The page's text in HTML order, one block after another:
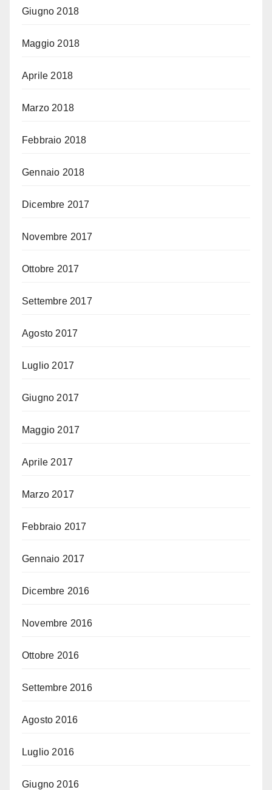
Giugno 2018
Maggio 2018
Aprile 2018
Marzo 2018
Febbraio 2018
Gennaio 2018
Dicembre 2017
Novembre 2017
Ottobre 2017
Settembre 2017
Agosto 2017
Luglio 2017
Giugno 2017
Maggio 2017
Aprile 2017
Marzo 2017
Febbraio 2017
Gennaio 2017
Dicembre 2016
Novembre 2016
Ottobre 2016
Settembre 2016
Agosto 2016
Luglio 2016
Giugno 2016